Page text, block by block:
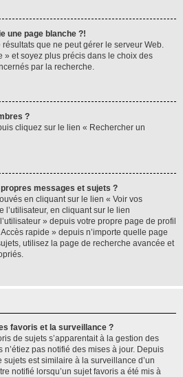
une page blanche ?!
que ne peut gérer le serveur Web.
» et soyez plus précis dans le choix des
par la recherche.
?
cliquez sur le lien « Rechercher un
messages et sujets ?
en cliquant sur le lien « Voir vos
l’utilisateur, en cliquant sur le lien
» depuis votre propre page de profil
rapide » depuis n’importe quelle page
utilisez la page de recherche avancée et
favoris et la surveillance ?
de sujets s’apparentait à la gestion des
n’étiez pas notifié des mises à jour. Depuis
est similaire à la surveillance d’un
notifié lorsqu’un sujet favoris a été mis à